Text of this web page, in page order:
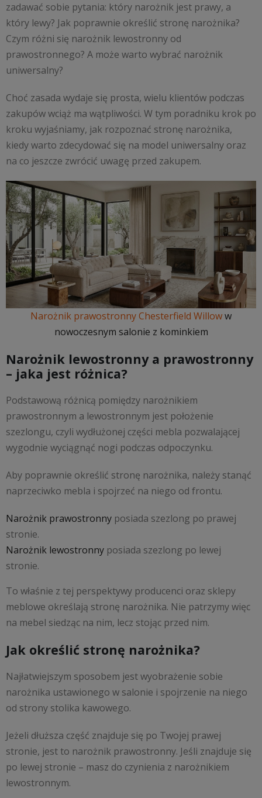
zadawać sobie pytania: który narożnik jest prawy, a
który lewy? Jak poprawnie określić stronę narożnika?
Czym różni się narożnik lewostronny od
prawostronnego? A może warto wybrać narożnik
uniwersalny?
Choć zasada wydaje się prosta, wielu klientów podczas
zakupów wciąż ma wątpliwości. W tym poradniku krok po
kroku wyjaśniamy, jak rozpoznać stronę narożnika,
kiedy warto zdecydować się na model uniwersalny oraz
na co jeszcze zwrócić uwagę przed zakupem.
Narożnik prawostronny Chesterfield Willoww
nowoczesnym salonie z kominkiem
Narożnik lewostronny a prawostronny
– jaka jest różnica?
Podstawową różnicą pomiędzy narożnikiem
prawostronnym a lewostronnym jest położenie
szezlongu, czyli wydłużonej części mebla pozwalającej
wygodnie wyciągnąć nogi podczas odpoczynku.
Aby poprawnie określić stronę narożnika, należy stanąć
naprzeciwko mebla i spojrzeć na niego od frontu.
Narożnik prawostronny posiada szezlong po prawej
stronie.
Narożnik lewostronny posiada szezlong po lewej
stronie.
To właśnie z tej perspektywy producenci oraz sklepy
meblowe określają stronę narożnika. Nie patrzymy więc
na mebel siedząc na nim, lecz stojąc przed nim.
Jak określić stronę narożnika?
Najłatwiejszym sposobem jest wyobrażenie sobie
narożnika ustawionego w salonie i spojrzenie na niego
od strony stolika kawowego.
Jeżeli dłuższa część znajduje się po Twojej prawej
stronie, jest to narożnik prawostronny. Jeśli znajduje się
po lewej stronie – masz do czynienia z narożnikiem
lewostronnym.